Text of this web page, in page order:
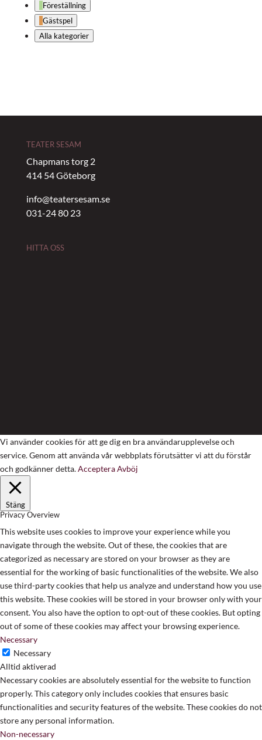
Föreställning
Gästspel
Alla kategorier
TEATER SESAM
Chapmans torg 2
414 54 Göteborg
info@teatersesam.se
031-24 80 23
HITTA OSS
Vi använder cookies för att ge dig en bra användarupplevelse och
service. Genom att använda vår webbplats förutsätter vi att du förstår
och godkänner detta.AccepteraAvböj
Stäng
Privacy Overview
This website uses cookies to improve your experience while you
navigate through the website. Out of these, the cookies that are
categorized as necessary are stored on your browser as they are
essential for the working of basic functionalities of the website. We also
use third-party cookies that help us analyze and understand how you use
this website. These cookies will be stored in your browser only with your
consent. You also have the option to opt-out of these cookies. But opting
out of some of these cookies may affect your browsing experience.
Necessary
Necessary
Alltid aktiverad
Necessary cookies are absolutely essential for the website to function
properly. This category only includes cookies that ensures basic
functionalities and security features of the website. These cookies do not
store any personal information.
Non-necessary